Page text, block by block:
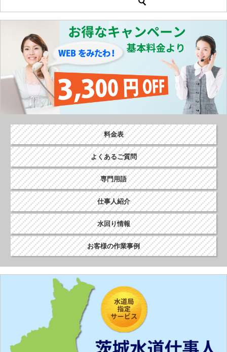
o
料金表
よくあるご質問
専門用語
仕事人紹介
水回り情報
お客様の作業事例